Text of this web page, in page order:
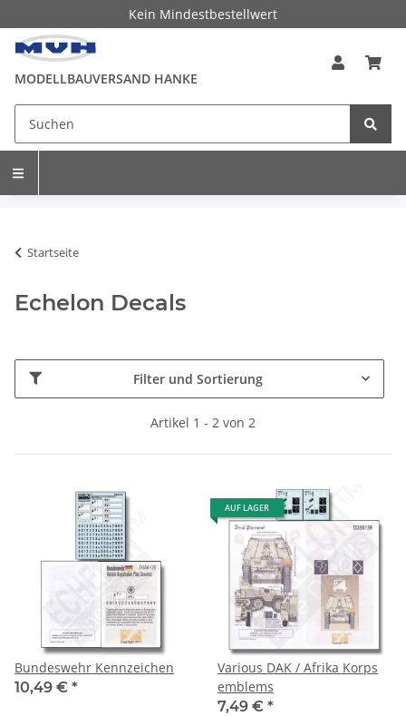
Kein Mindestbestellwert
MODELLBAUVERSAND HANKE
Startseite
Echelon Decals
Filter und Sortierung
Artikel 1 - 2 von 2
Bundeswehr Kennzeichen
10,49 € *
AUF LAGER
Various DAK / Afrika Korps
emblems
7,49 € *